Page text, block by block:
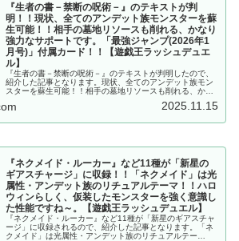
『生者の書－禁断の呪術－』のテキストが判
明！！現状、全てのアンデット族モンスターを蘇
生可能！！相手の墓地リソースも削れる、かなり
強力なサポートです。「最強ジャンプ(2026年1
月号)」付属カード！！【遊戯王ラッシュデュエ
ル】
『生者の書－禁断の呪術－』のテキストが判明したので、
紹介した記事となります。現状、全てのアンデット族モン
スターを蘇生可能！！相手の墓地リソースも削れる、かな
付属カード！！【遊戯王ラッシュデュエル】2025.11.15
『ネクメイド・ルーカー』など11種が「新星の
ギアスチャージ」に収録！！「ネクメイド」は光
属性・アンデット族のリチュアルテーマ！！ハロ
ウィンらしく、仮装したモンスターを強く意識し
た性能ですね～。【遊戯王ラッシュデュエル】
『ネクメイド・ルーカー』など11種が「新星のギアスチャ
ージ」に収録されるので、紹介した記事となります。「ネ
クメイド」は光属性・アンデット族のリチュアルテー